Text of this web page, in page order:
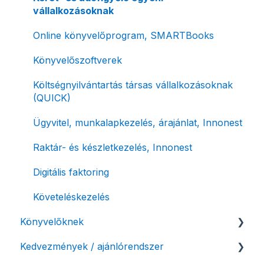
Évzárás #free csomagban
Számla nyomtatás / mobilnyomtatók
Termékek, partnerek
Automatikus értesítések
Beállítások módosítása
Számlák kifizetettségének kezelése
Fizetési kérelem
vállalkozásoknak
Online könyvelőprogram, SMARTBooks
Könyvelőszoftverek
Költségnyilvántartás társas vállalkozásoknak
(QUICK)
Ügyvitel, munkalapkezelés, árajánlat, Innonest
Raktár- és készletkezelés, Innonest
Digitális faktoring
Követeléskezelés
Könyvelőknek
Listák / adatexport
Kedvezmények / ajánlórendszer